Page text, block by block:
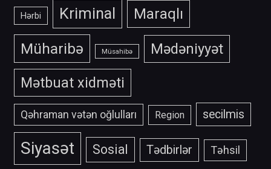
Hərbi Kriminal Maraqlı
Müharibə Müsahibə
Mədəniyyət
Mətbuat xidməti
Qəhraman vətən oğlulları Region secilmis
Siyasət Sosial Tədbirlər Təhsil